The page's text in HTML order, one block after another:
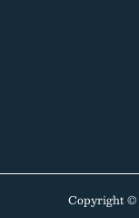
Copyright ©